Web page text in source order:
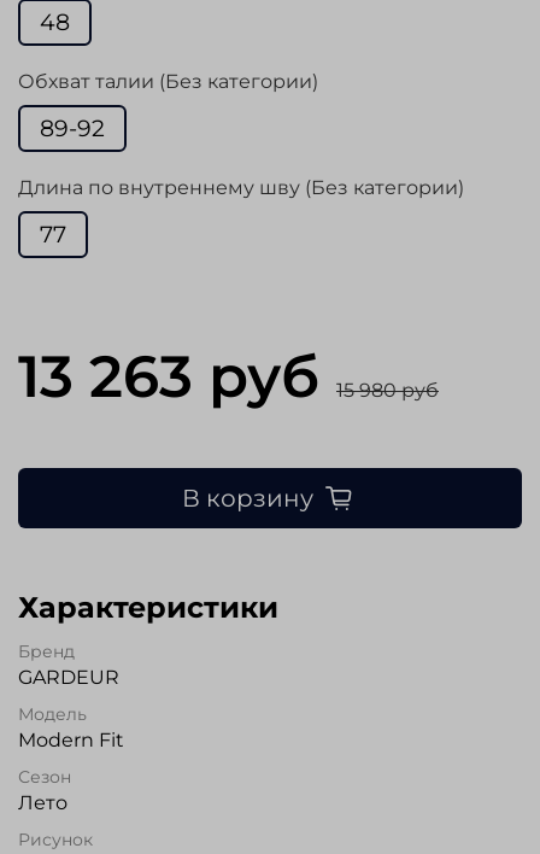
48
Обхват талии (Без категории)
89-92
Длина по внутреннему шву (Без категории)
77
13 263 руб 15 980 руб
В корзину
Характеристики
Бренд
GARDEUR
Модель
Modern Fit
Сезон
Лето
Рисунок